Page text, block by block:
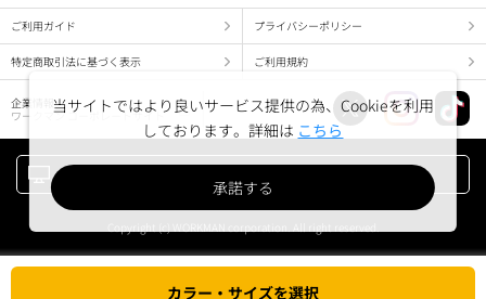
カラー・サイズを選択
ご利用ガイド プライバシーポリシー
特定商取引法に基づく表示 ご利用規約
企業情報
ワークマン コーポレートサイト
当サイトではより良いサービス提供の為、Cookieを利用
しております。詳細は こちら
承諾する